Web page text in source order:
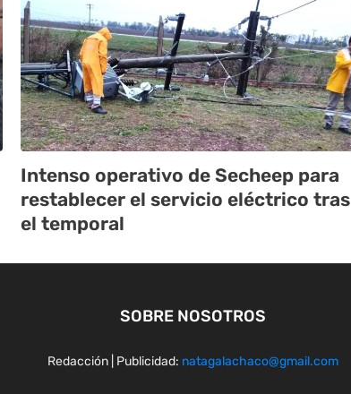
Intenso operativo de Secheep para
restablecer el servicio eléctrico tras
el temporal
SOBRE NOSOTROS
Redacción | Publicidad: natagalachaco@gmail.com